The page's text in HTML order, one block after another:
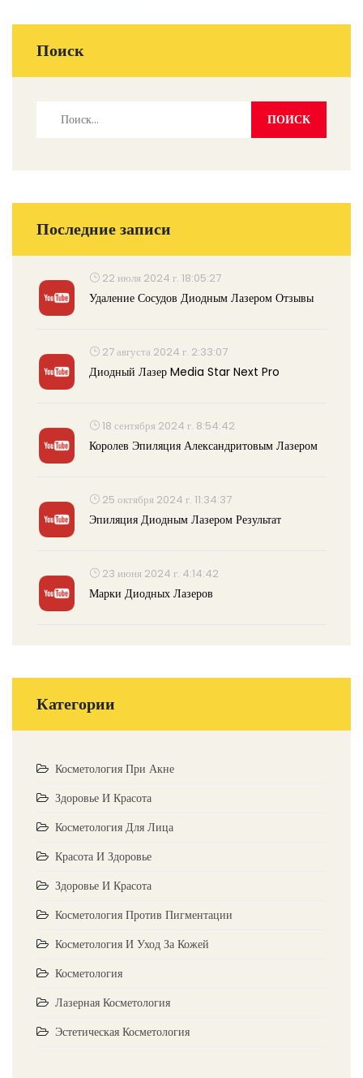
Поиск
Последние записи
22 июля 2024 г. 18:05:27
Удаление Сосудов Диодным Лазером Отзывы
27 августа 2024 г. 2:33:07
Диодный Лазер Media Star Next Pro
18 сентября 2024 г. 8:54:42
Королев Эпиляция Александритовым Лазером
25 октября 2024 г. 11:34:37
Эпиляция Диодным Лазером Результат
23 июня 2024 г. 4:14:42
Марки Диодных Лазеров
Категории
Косметология При Акне
Здоровье И Красота
Косметология Для Лица
Красота И Здоровье
Здоровье И Красота
Косметология Против Пигментации
Косметология И Уход За Кожей
Косметология
Лазерная Косметология
Эстетическая Косметология